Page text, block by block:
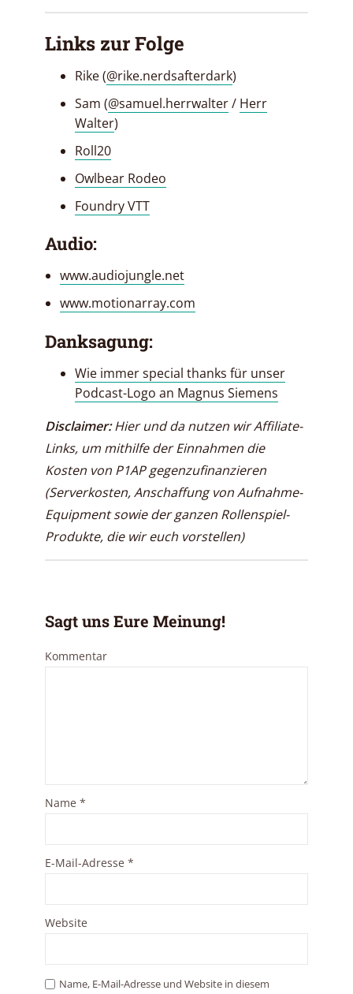
Links zur Folge
Rike (@rike.nerdsafterdark)
Sam (@samuel.herrwalter/ Herr
Walter)
Roll20
Owlbear Rodeo
Foundry VTT
Audio:
www.audiojungle.net
www.motionarray.com
Danksagung:
Wie immer special thanks für unser
Podcast-Logo an Magnus Siemens
Disclaimer:Hier und da nutzen wir Affiliate-
Links, um mithilfe der Einnahmen die
Kosten von P1AP gegenzufinanzieren
(Serverkosten, Anschaffung von Aufnahme-
Equipment sowie der ganzen Rollenspiel-
Produkte, die wir euch vorstellen)
Sagt uns Eure Meinung!
Kommentar
Name *
E-Mail-Adresse *
Website
Name, E-Mail-Adresse und Website in diesem